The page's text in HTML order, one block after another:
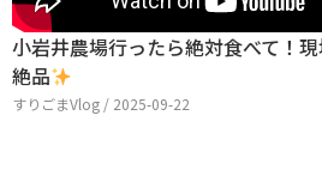
小岩井農場行ったら絶対食べて！
絶品
すりごまVlog / 2025-09-22